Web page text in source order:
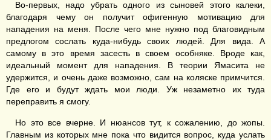
Во-первых, надо убрать одного из сыновей этого калеки,
благодаря чему он получит офигенную мотивацию для
нападения на меня. После чего мне нужно под благовидным
предлогом сослать куда-нибудь своих людей. Для вида. А
самому в это время засесть в своем особняке. Вроде как,
идеальный момент для нападения. В теории Ямасита не
удержится, и очень даже возможно, сам на коляске примчится.
Где его и будут ждать мои люди. Уж незаметно их туда
переправить я смогу.
Но это все вчерне. И нюансов тут, к сожалению, до жопы.
Главным из которых мне пока что видится вопрос, куда услать